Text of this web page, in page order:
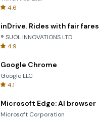
4.6
inDrive. Rides with fair fares
® SUOL INNOVATIONS LTD
4.9
Google Chrome
Google LLC
4.1
Microsoft Edge: AI browser
Microsoft Corporation